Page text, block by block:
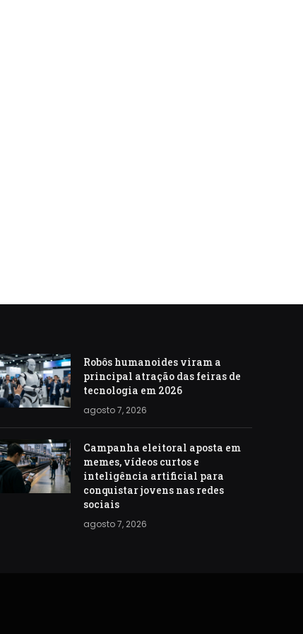
Robôs humanoides viram a
principal atração das feiras de
tecnologia em 2026
agosto 7, 2026
Campanha eleitoral aposta em
memes, vídeos curtos e
inteligência artificial para
conquistar jovens nas redes
sociais
agosto 7, 2026